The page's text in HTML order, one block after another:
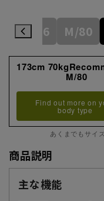
S/76 M/80
173cm
M/80
Find out more on
body type
あくまでもサイ
商品説明
主な機能